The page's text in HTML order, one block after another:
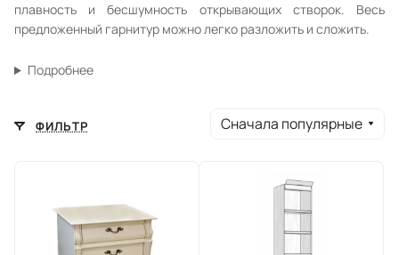
плавность и бесшумность открывающих створок. Весь
предложенный гарнитур можно легко разложить и сложить.
Подробнее
ФИЛЬТР Сначала популярные